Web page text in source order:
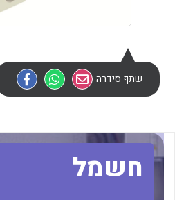
שתף סידרה
חשמל